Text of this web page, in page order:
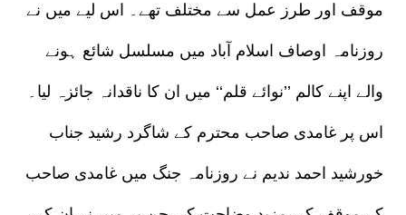
موقف اور طرز عمل سے مختلف تھے۔ اس لیے میں نے
روزنامہ اوصاف اسلام آباد میں مسلسل شائع ہونے
والے اپنے کالم ’’نوائے قلم‘‘ میں ان کا ناقدانہ جائزہ لیا۔
اس پر غامدی صاحب محترم کے شاگرد رشید جناب
خورشید احمد ندیم نے روزنامہ جنگ میں غامدی صاحب